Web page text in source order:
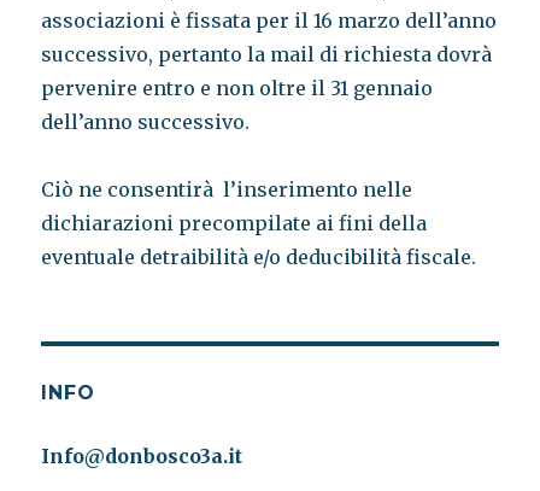
associazioni è fissata per il 16 marzo dell’anno
successivo, pertanto la mail di richiesta dovrà
pervenire entro e non oltre il 31 gennaio
dell’anno successivo.
Ciò ne consentirà l’inserimento nelle
dichiarazioni precompilate ai fini della
eventuale detraibilità e/o deducibilità fiscale.
INFO
Info@donbosco3a.it